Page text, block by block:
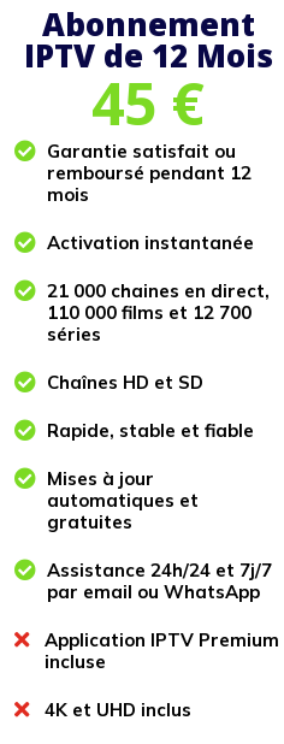
Abonnement
IPTV de 12 Mois
45 €
 Garantie satisfait ou
remboursé pendant 12
mois
 Activation instantanée
 21 000 chaines en direct,
110 000 films et 12 700
séries
 Chaînes HD et SD
 Rapide, stable et fiable
 Mises à jour
automatiques et
gratuites
 Assistance 24h/24 et 7j/7
par email ou WhatsApp

Application IPTV Premium
incluse
 4K et UHD inclus